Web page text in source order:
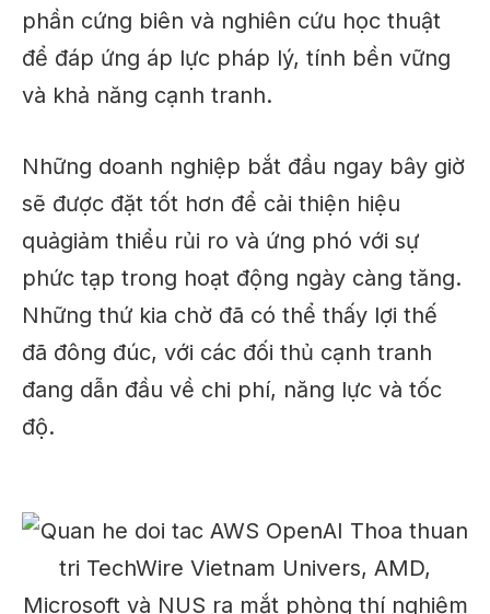
phần cứng biên và nghiên cứu học thuật
để đáp ứng áp lực pháp lý, tính bền vững
và khả năng cạnh tranh.
Những doanh nghiệp bắt đầu ngay bây giờ
sẽ được đặt tốt hơn để cải thiện hiệu
quảgiảm thiểu rủi ro và ứng phó với sự
phức tạp trong hoạt động ngày càng tăng.
Những thứ kia chờ đã có thể thấy lợi thế
đã đông đúc, với các đối thủ cạnh tranh
đang dẫn đầu về chi phí, năng lực và tốc
độ.